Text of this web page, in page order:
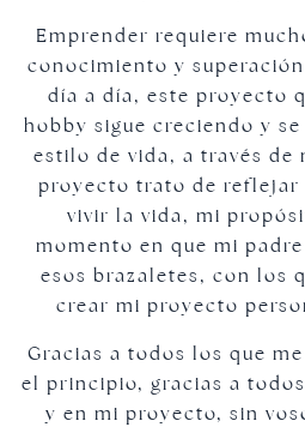
Emprender requiere
conocimiento y
día a día, este proyecto
hobby sigue creciendo y
estilo de vida, a través de
proyecto trato de reflejar
vivir la vida, mi
momento en que mi
esos brazaletes, con los
crear mi proyecto
Gracias a todos los que
el principio, gracias a
y en mi proyecto, sin